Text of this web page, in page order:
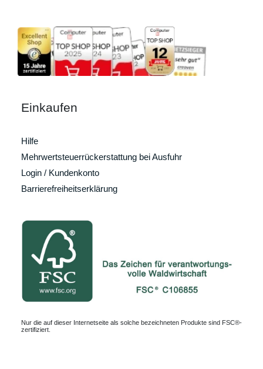
Einkaufen
Hilfe
Mehrwertsteuerrückerstattung bei Ausfuhr
Login / Kundenkonto
Barrierefreiheitserklärung
Nur die auf dieser Internetseite als solche bezeichneten Produkte sind FSC®-
zertifiziert.